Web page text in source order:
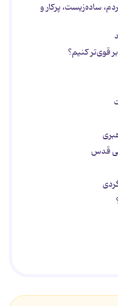
ساده‌زیست، پرکار و
قدس